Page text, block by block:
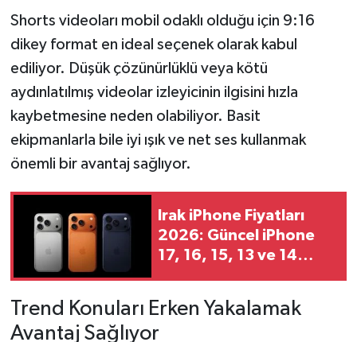
Shorts videoları mobil odaklı olduğu için 9:16
dikey format en ideal seçenek olarak kabul
ediliyor. Düşük çözünürlüklü veya kötü
aydınlatılmış videolar izleyicinin ilgisini hızla
kaybetmesine neden olabiliyor. Basit
ekipmanlarla bile iyi ışık ve net ses kullanmak
önemli bir avantaj sağlıyor.
Irak iPhone Fiyatları
2026: Güncel iPhone
17, 16, 15, 13 ve 14
Trend Konuları Erken Yakalamak
Avantaj Sağlıyor